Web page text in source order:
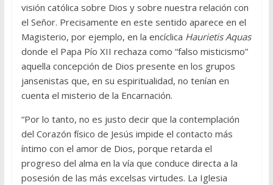
visión católica sobre Dios y sobre nuestra relación con
el Señor. Precisamente en este sentido aparece en el
Magisterio, por ejemplo, en la encíclica Haurietis Aquas
donde el Papa Pío XII rechaza como “falso misticismo”
aquella concepción de Dios presente en los grupos
jansenistas que, en su espiritualidad, no tenían en
cuenta el misterio de la Encarnación.
“Por lo tanto, no es justo decir que la contemplación
del Corazón físico de Jesús impide el contacto más
íntimo con el amor de Dios, porque retarda el
progreso del alma en la vía que conduce directa a la
posesión de las más excelsas virtudes. La Iglesia